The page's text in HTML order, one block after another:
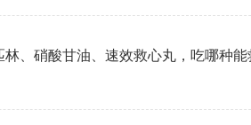
林、硝酸甘油、速效救心丸，吃哪种能